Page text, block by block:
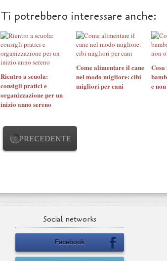
Ti potrebbero interessare anche:
Rientro a scuola:
consigli pratici e
organizzazione per un
inizio anno sereno
Come alimentare il cane
nel modo migliore: cibi
migliori per cani
e
PRECEDENTE
Social networks
Facebook